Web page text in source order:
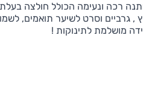
רכה ונעימה הכולל חולצה בעלת
, גרביים וסרט לשיער תואמים,
מושלמת לתינוקות !